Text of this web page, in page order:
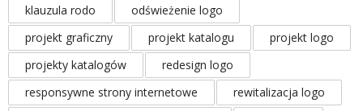
klauzula rodo
odświeżenie logo
projekt graficzny
projekt katalogu
projekt logo
projekty katalogów
redesign logo
responsywne strony internetowe
rewitalizacja logo